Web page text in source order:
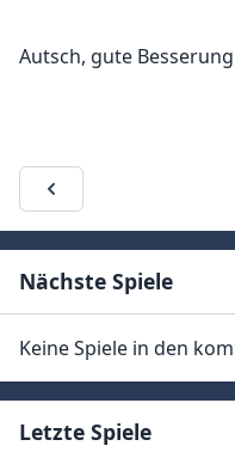
Autsch, gute Besserung
Nächste Spiele
Keine Spiele in den
Letzte Spiele